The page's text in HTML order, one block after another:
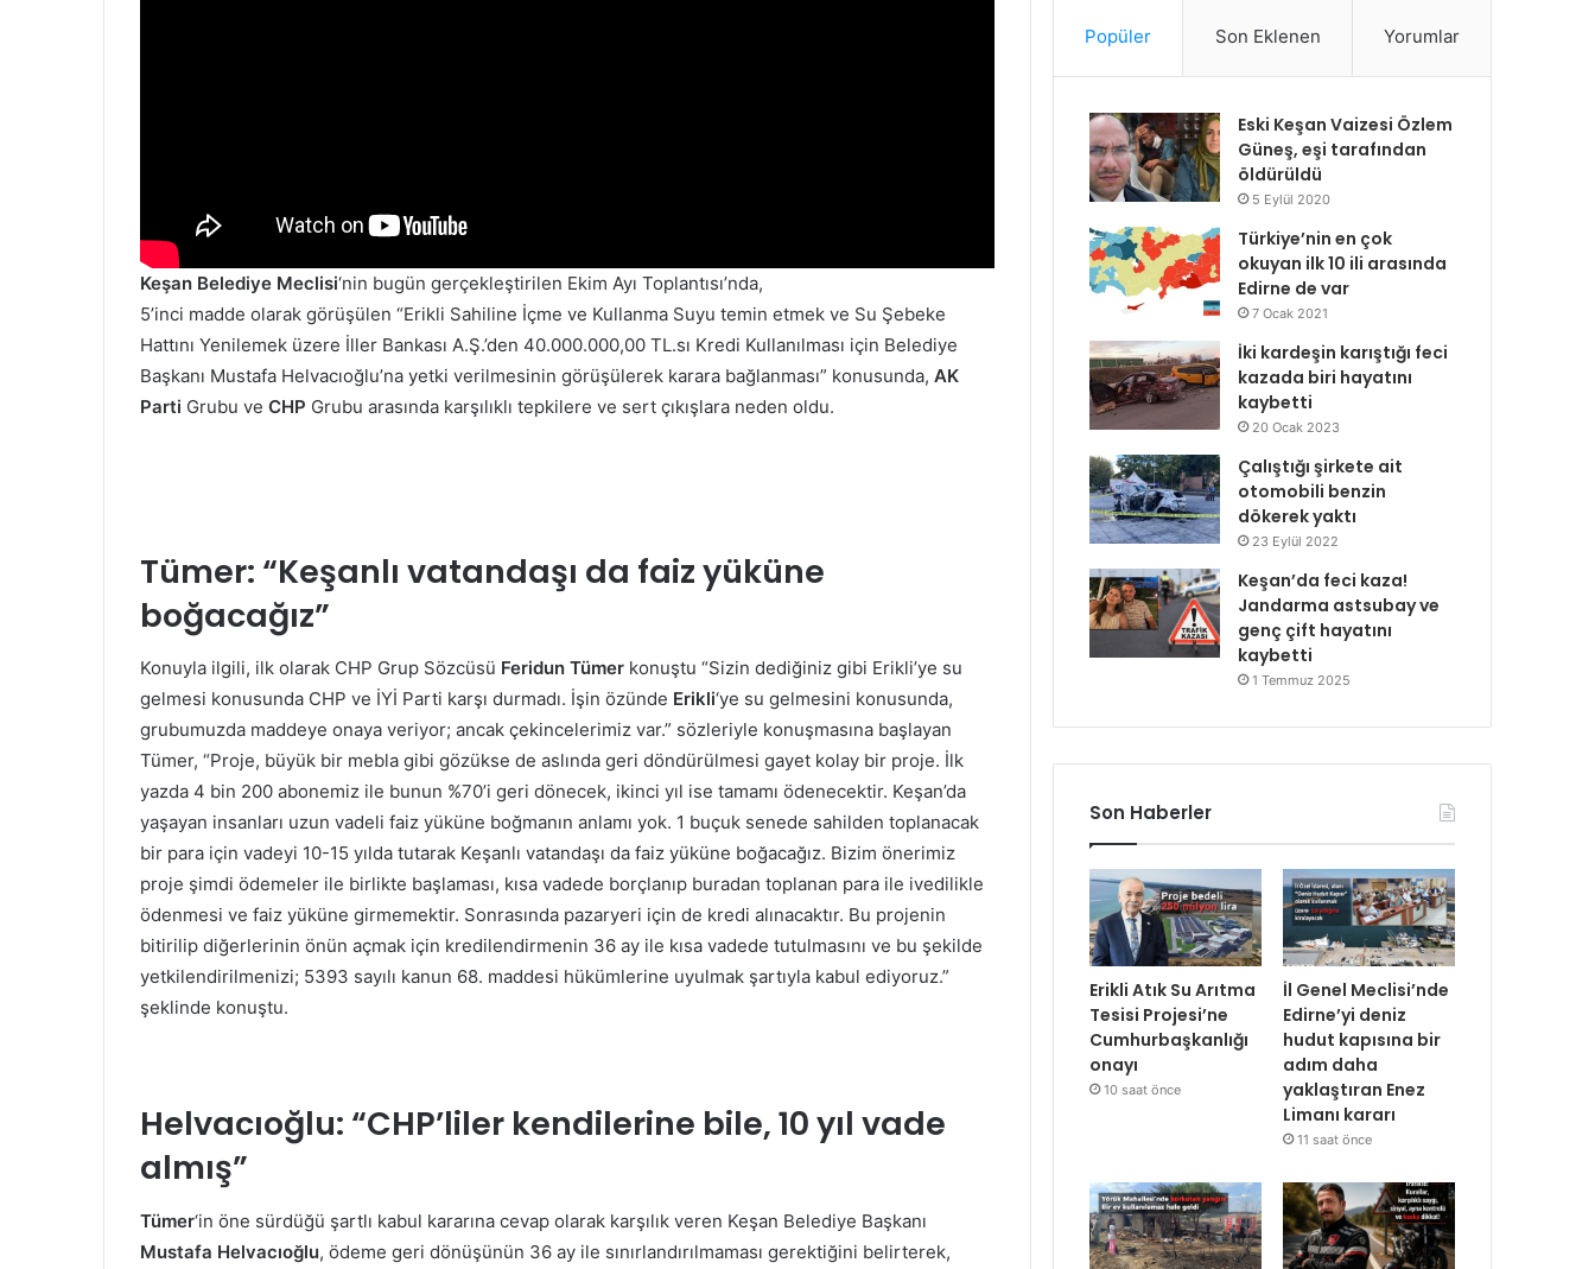
Keşan Belediye Meclisi‘nin bugün gerçekleştirilen Ekim Ayı Toplantısı’nda,
5’inci madde olarak görüşülen “Erikli Sahiline İçme ve Kullanma Suyu temin etmek ve Su Şebeke
Hattını Yenilemek üzere İller Bankası A.Ş.’den 40.000.000,00 TL.sı Kredi Kullanılması için Belediye
Başkanı Mustafa Helvacıoğlu’na yetki verilmesinin görüşülerek karara bağlanması” konusunda, AK
Parti Grubu ve CHP Grubu arasında karşılıklı tepkilere ve sert çıkışlara neden oldu.
Tümer: “Keşanlı vatandaşı da faiz yüküne
boğacağız”
Konuyla ilgili, ilk olarak CHP Grup Sözcüsü Feridun Tümer konuştu “Sizin dediğiniz gibi Erikli’ye su
gelmesi konusunda CHP ve İYİ Parti karşı durmadı. İşin özünde Erikli‘ye su gelmesini konusunda,
grubumuzda maddeye onaya veriyor; ancak çekincelerimiz var.” sözleriyle konuşmasına başlayan
Tümer, “Proje, büyük bir mebla gibi gözükse de aslında geri döndürülmesi gayet kolay bir proje. İlk
yazda 4 bin 200 abonemiz ile bunun %70’i geri dönecek, ikinci yıl ise tamamı ödenecektir. Keşan’da
yaşayan insanları uzun vadeli faiz yüküne boğmanın anlamı yok. 1 buçuk senede sahilden toplanacak
bir para için vadeyi 10-15 yılda tutarak Keşanlı vatandaşı da faiz yüküne boğacağız. Bizim önerimiz
proje şimdi ödemeler ile birlikte başlaması, kısa vadede borçlanıp buradan toplanan para ile ivedilikle
ödenmesi ve faiz yüküne girmemektir. Sonrasında pazaryeri için de kredi alınacaktır. Bu projenin
bitirilip diğerlerinin önün açmak için kredilendirmenin 36 ay ile kısa vadede tutulmasını ve bu şekilde
yetkilendirilmenizi; 5393 sayılı kanun 68. maddesi hükümlerine uyulmak şartıyla kabul ediyoruz.”
şeklinde konuştu.
Helvacıoğlu: “CHP’liler kendilerine bile, 10 yıl vade
almış”
Tümer‘in öne sürdüğü şartlı kabul kararına cevap olarak karşılık veren Keşan Belediye Başkanı
Mustafa Helvacıoğlu, ödeme geri dönüşünün 36 ay ile sınırlandırılmaması gerektiğini belirterek,
Popüler Son Eklenen Yorumlar
Eski Keşan Vaizesi Özlem
Güneş, eşi tarafından
öldürüldü
5 Eylül 2020
Türkiye’nin en çok
okuyan ilk 10 ili arasında
Edirne de var
7 Ocak 2021
İki kardeşin karıştığı feci
kazada biri hayatını
kaybetti
20 Ocak 2023
Çalıştığı şirkete ait
otomobili benzin
dökerek yaktı
23 Eylül 2022
Keşan’da feci kaza!
Jandarma astsubay ve
genç çift hayatını
kaybetti
1 Temmuz 2025
Son Haberler
Erikli Atık Su Arıtma
Tesisi Projesi’ne
Cumhurbaşkanlığı
onayı
10 saat önce
İl Genel Meclisi’nde
Edirne’yi deniz
hudut kapısına bir
adım daha
yaklaştıran Enez
Limanı kararı
11 saat önce